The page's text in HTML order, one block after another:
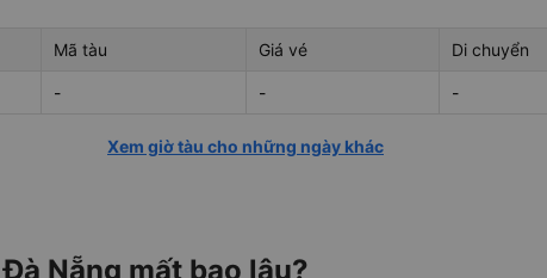
Mã tàu Giá vé Di chuyển
- - -
Xem giờ tàu cho những ngày khác
Nẵng mất bao lâu?